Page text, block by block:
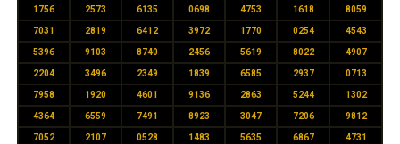
1756 2573 6135 0698 4753 1618 8059
7031 2819 6412 3972 1770 0254 4543
5396 9103 8740 2456 5619 8022 4907
2204 3496 2349 1839 6585 2937 0713
7958 1920 4601 9136 2863 5244 1302
4364 6559 7491 8923 3047 7206 9812
7052 2107 0528 1483 5635 6867 4731